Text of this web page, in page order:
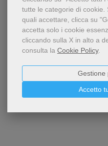
tutte le categorie di cookie.
quali accettare, clicca su
accetta solo i cookie
cliccando sulla X in alto a
consulta la Cookie Policy.
Accetto
Gestione